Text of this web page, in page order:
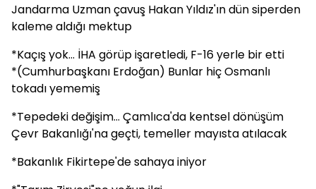
Jandarma Uzman çavuş Hakan Yıldız'ın dün siperden
kaleme aldığı mektup
*Kaçış yok... İHA görüp işaretledi, F-16 yerle bir etti
*(Cumhurbaşkanı Erdoğan) Bunlar hiç Osmanlı
tokadı yememiş
*Tepedeki değişim... Çamlıca'da kentsel dönüşüm
Çevr Bakanlığı'na geçti, temeller mayısta atılacak
*Bakanlık Fikirtepe'de sahaya iniyor